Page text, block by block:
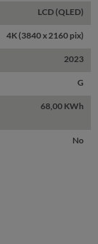
LCD (QLED)
4K (3840 x 2160 pix)
2023
G
68,00 KWh
No